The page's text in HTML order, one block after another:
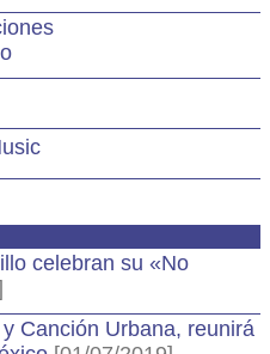
celebran su «No
Canción Urbana, reunirá